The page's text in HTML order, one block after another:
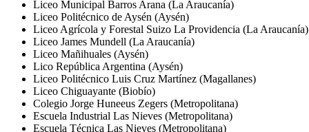
Liceo Municipal Barros Arana (La Araucanía)
Liceo Politécnico de Aysén (Aysén)
Liceo Agrícola y Forestal Suizo La Providencia (La Araucanía)
Liceo James Mundell (La Araucanía)
Liceo Mañihuales (Aysén)
Lico República Argentina (Aysén)
Liceo Politécnico Luis Cruz Martínez (Magallanes)
Liceo Chiguayante (Biobío)
Colegio Jorge Huneeus Zegers (Metropolitana)
Escuela Industrial Las Nieves (Metropolitana)
Escuela Técnica Las Nieves (Metropolitana)